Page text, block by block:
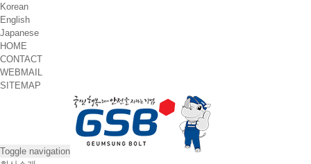
Korean
English
Japanese
HOME
CONTACT
WEBMAIL
SITEMAP
Toggle navigation